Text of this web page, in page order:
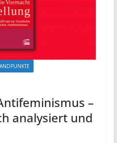
–
analysiert und